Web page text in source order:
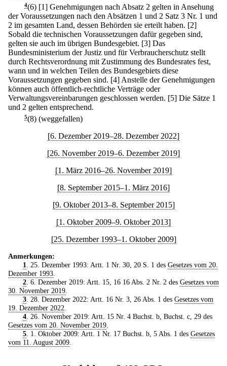
4(6) [1] Genehmigungen nach Absatz 2 gelten in Ansehung
der Voraussetzungen nach den Absätzen 1 und 2 Satz 3 Nr. 1 und
2 im gesamten Land, dessen Behörden sie erteilt haben. [2]
Sobald die technischen Voraussetzungen dafür gegeben sind,
gelten sie auch im übrigen Bundesgebiet. [3] Das
Bundesministerium der Justiz und für Verbraucherschutz stellt
durch Rechtsverordnung mit Zustimmung des Bundesrates fest,
wann und in welchen Teilen des Bundesgebiets diese
Voraussetzungen gegeben sind. [4] Anstelle der Genehmigungen
können auch öffentlich-rechtliche Verträge oder
Verwaltungsvereinbarungen geschlossen werden. [5] Die Sätze 1
und 2 gelten entsprechend.
5(8) (weggefallen)
[6. Dezember 2019–28. Dezember 2022]
[26. November 2019–6. Dezember 2019]
[1. März 2016–26. November 2019]
[8. September 2015–1. März 2016]
[9. Oktober 2013–8. September 2015]
[1. Oktober 2009–9. Oktober 2013]
[25. Dezember 1993–1. Oktober 2009]
Anmerkungen:
1
. 25. Dezember 1993: Artt. 1 Nr. 30, 20 S. 1 des Gesetzes vom 20.
Dezember 1993
2. 6. Dezember 2019: Artt. 15, 16 16 Abs. 2 Nr. 2 des Gesetzes vom
30. November 2019
3. 28. Dezember 2022: Artt. 16 Nr. 3, 26 Abs. 1 des Gesetzes vom
19. Dezember 2022
4. 26. November 2019: Artt. 15 Nr. 4 Buchst. b, Buchst. c, 29 des
Gesetzes vom 20. November 2019
5. 1. Oktober 2009: Artt. 1 Nr. 17 Buchst. b, 5 Abs. 1 des Gesetzes
vom 11. August 2009